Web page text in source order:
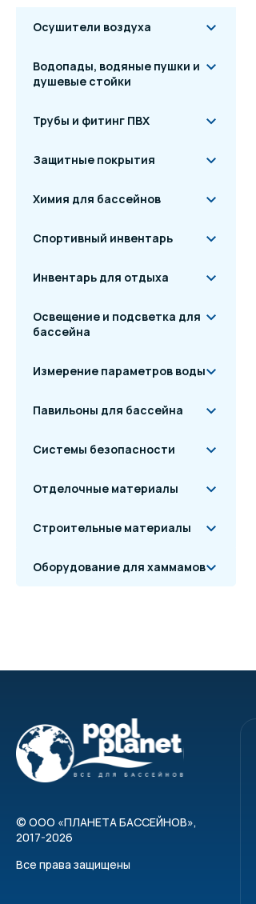
Осушители воздуха
Водопады, водяные пушки и
душевые стойки
Трубы и фитинг ПВХ
Защитные покрытия
Химия для бассейнов
Спортивный инвентарь
Инвентарь для отдыха
Освещение и подсветка для
бассейна
Измерение параметров воды
Павильоны для бассейна
Системы безопасности
Отделочные материалы
Строительные материалы
Оборудование для хаммамов
© ООО «ПЛАНЕТА БАССЕЙНОВ»,
2017-2026
Все права защищены